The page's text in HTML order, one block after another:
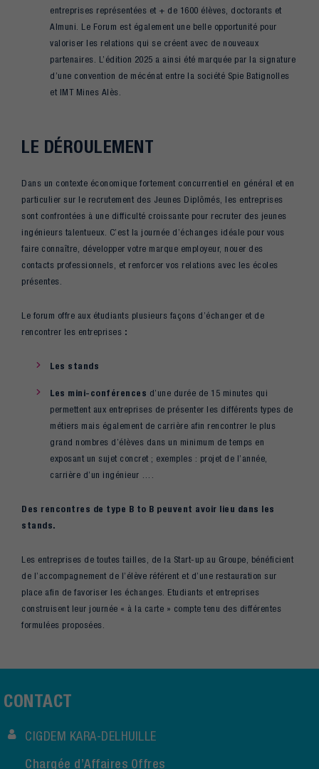
entreprises représentées et + de 1600 élèves, doctorants et
Almuni. Le Forum est également une belle opportunité pour
valoriser les relations qui se créent avec de nouveaux
partenaires. L’édition 2025 a ainsi été marquée par la signature
d’une convention de mécénat entre la société Spie Batignolles
et IMT Mines Alès.
LE DÉROULEMENT
Dans un contexte économique fortement concurrentiel en général et en
particulier sur le recrutement des Jeunes Diplômés, les entreprises
sont confrontées à une difficulté croissante pour recruter des jeunes
ingénieurs talentueux. C’est la journée d’échanges idéale pour vous
faire connaître, développer votre marque employeur, nouer des
contacts professionnels, et renforcer vos relations avec les écoles
présentes.
Le forum offre aux étudiants plusieurs façons d’échanger et de
rencontrer les entreprises :
Les stands
Les mini-conférences d’une durée de 15 minutes qui
permettent aux entreprises de présenter les différents types de
métiers mais également de carrière afin rencontrer le plus
grand nombres d’élèves dans un minimum de temps en
exposant un sujet concret ; exemples : projet de l’année,
carrière d’un ingénieur ….
Des rencontres de type B to B peuvent avoir lieu dans les
stands.
Les entreprises de toutes tailles, de la Start-up au Groupe, bénéficient
de l’accompagnement de l’élève référent et d’une restauration sur
place afin de favoriser les échanges. Etudiants et entreprises
construisent leur journée « à la carte » compte tenu des différentes
formulées proposées.
CONTACT
CIGDEM KARA-DELHUILLE
Chargée d’Affaires Offres